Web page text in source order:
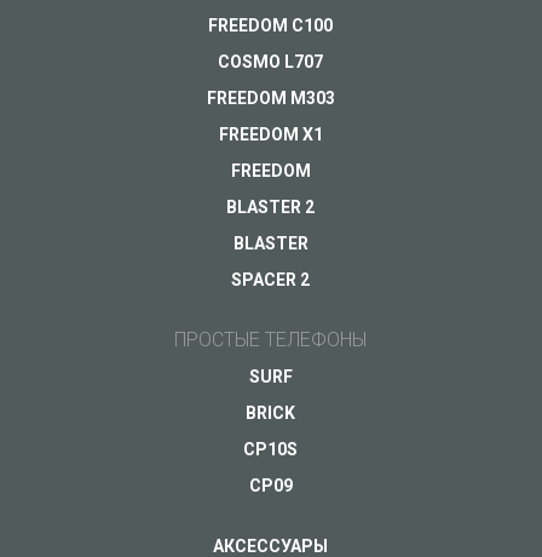
FREEDOM C100
COSMO L707
FREEDOM M303
FREEDOM X1
FREEDOM
BLASTER 2
BLASTER
SPACER 2
ПРОСТЫЕ ТЕЛЕФОНЫ
SURF
BRICK
CP10S
CP09
АКСЕССУАРЫ